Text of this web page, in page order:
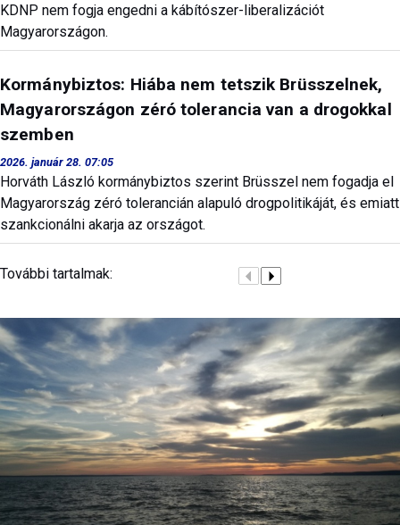
KDNP nem fogja engedni a kábítószer-liberalizációt
Magyarországon.
Kormánybiztos: Hiába nem tetszik Brüsszelnek,
Magyarországon zéró tolerancia van a drogokkal
szemben
2026. január 28. 07:05
Horváth László kormánybiztos szerint Brüsszel nem fogadja el
Magyarország zéró tolerancián alapuló drogpolitikáját, és emiatt
szankcionálni akarja az országot.
További tartalmak: